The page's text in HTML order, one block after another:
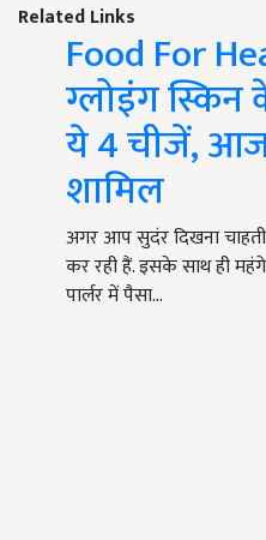
Related Links
Food For
ग्लोइंग
ये 4 चीजें,
शामिल
अगर आप सुदंर दिखना
कर रही हैं. इसके साथ ही
पार्लर में पैसा…